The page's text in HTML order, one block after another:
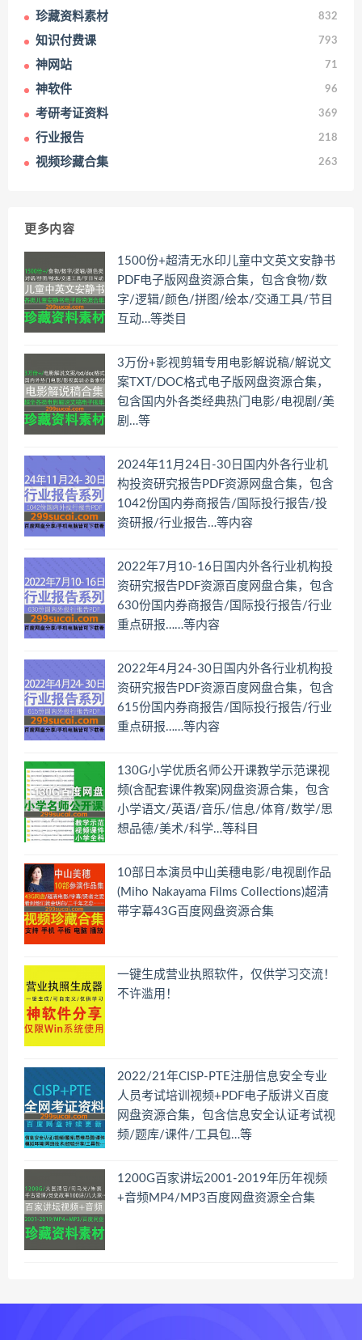
珍藏资料素材 832
知识付费课 793
神网站 71
神软件 96
考研考证资料 369
行业报告 218
视频珍藏合集 263
更多内容
1500份+超清无水印儿童中文英文安静书
PDF电子版网盘资源合集，包含食物/数
字/逻辑/颜色/拼图/绘本/交通工具/节目
互动…等类目
3万份+影视剪辑专用电影解说稿/解说文
案TXT/DOC格式电子版网盘资源合集，
包含国内外各类经典热门电影/电视剧/美
剧…等
2024年11月24日-30日国内外各行业机
构投资研究报告PDF资源网盘合集，包含
1042份国内券商报告/国际投行报告/投
资研报/行业报告…等内容
2022年7月10-16日国内外各行业机构投
资研究报告PDF资源百度网盘合集，包含
630份国内券商报告/国际投行报告/行业
重点研报……等内容
2022年4月24-30日国内外各行业机构投
资研究报告PDF资源百度网盘合集，包含
615份国内券商报告/国际投行报告/行业
重点研报……等内容
130G小学优质名师公开课教学示范课视
频(含配套课件教案)网盘资源合集，包含
小学语文/英语/音乐/信息/体育/数学/思
想品德/美术/科学…等科目
10部日本演员中山美穗电影/电视剧作品
(Miho Nakayama Films Collections)超清
带字幕43G百度网盘资源合集
一键生成营业执照软件，仅供学习交流！
不许滥用！
2022/21年CISP-PTE注册信息安全专业
人员考试培训视频+PDF电子版讲义百度
网盘资源合集，包含信息安全认证考试视
频/题库/课件/工具包…等
1200G百家讲坛2001-2019年历年视频
+音频MP4/MP3百度网盘资源全合集